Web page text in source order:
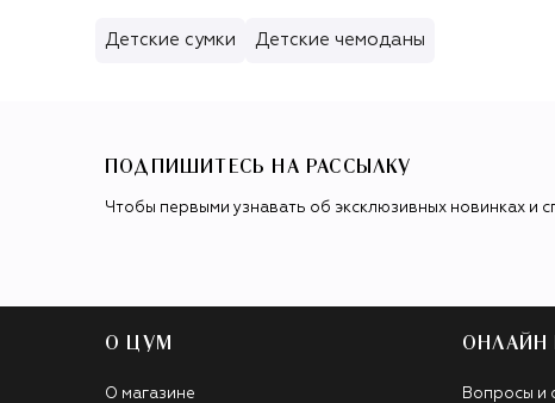
Детские сумки Детские чемоданы
ПОДПИШИТЕСЬ НА РАССЫЛКУ
Чтобы первыми узнавать об эксклюзивных новинках и
О ЦУМ
О магазине
ОНЛАЙН
Вопросы и